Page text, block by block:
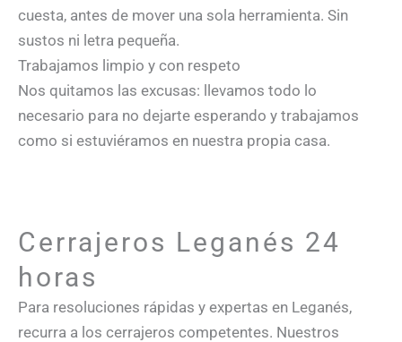
cuesta, antes de mover una sola herramienta. Sin
sustos ni letra pequeña.
Trabajamos limpio y con respeto
Nos quitamos las excusas: llevamos todo lo
necesario para no dejarte esperando y trabajamos
como si estuviéramos en nuestra propia casa.
Cerrajeros Leganés 24
horas
Para resoluciones rápidas y expertas en Leganés,
recurra a los cerrajeros competentes. Nuestros